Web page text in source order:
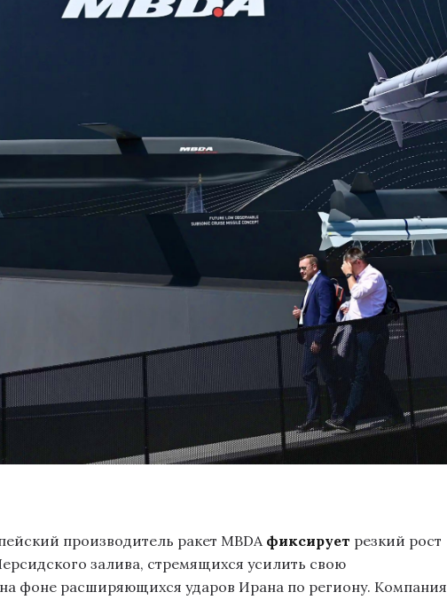
производитель ракет MBDA фиксирует резкий рост
залива, стремящихся усилить свою
фоне расширяющихся ударов Ирана по региону. Компания